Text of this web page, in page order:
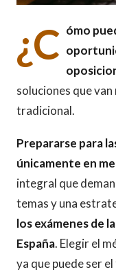
¿C ómo
soluciones que
tradicional.
Prepararse para
únicamente en
integral que
temas y una
los exámenes de
España. Elegir el
ya que puede ser